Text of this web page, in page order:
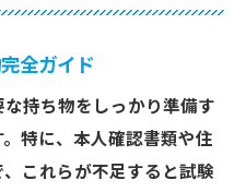
全ガイド
持ち物をしっかり準備す
特に、本人確認書類や住
これらが不足すると試験